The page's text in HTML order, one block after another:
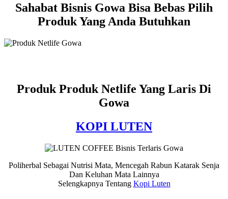
Sahabat Bisnis Gowa Bisa Bebas Pilih
Produk Yang Anda Butuhkan
Produk Produk Netlife Yang Laris Di
Gowa
KOPI LUTEN
Poliherbal Sebagai Nutrisi Mata, Mencegah Rabun Katarak Senja
Dan Keluhan Mata Lainnya
Selengkapnya Tentang Kopi Luten